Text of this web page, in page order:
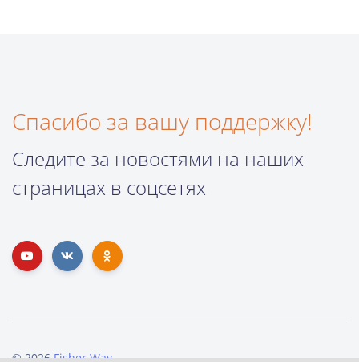
Спасибо за вашу поддержку!
Следите за новостями на наших
страницах в соцсетях
© 2026 Fisher Way